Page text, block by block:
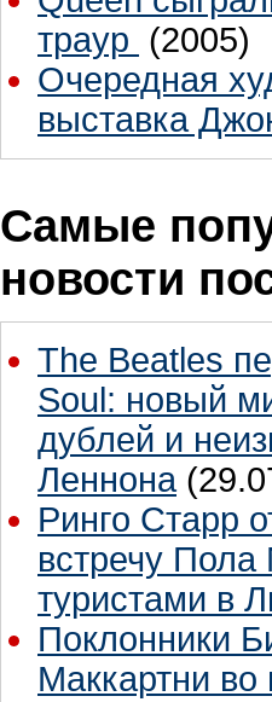
траур (2005)
Очередная
выставка
Самые
новости
The Beatles
Soul: новый
дублей и
Леннона
Ринго Старр
встречу Пола
туристами в
Поклонники
Маккартни во